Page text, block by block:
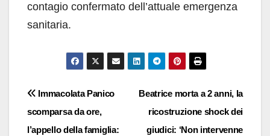
contagio confermato dell’attuale emergenza
sanitaria.
Navigazione
articoli
Beatrice morta a 2 anni, la
ricostruzione shock dei
giudici: ‘Non intervenne
Immacolata Panico
scomparsa da ore,
l’appello della famiglia: